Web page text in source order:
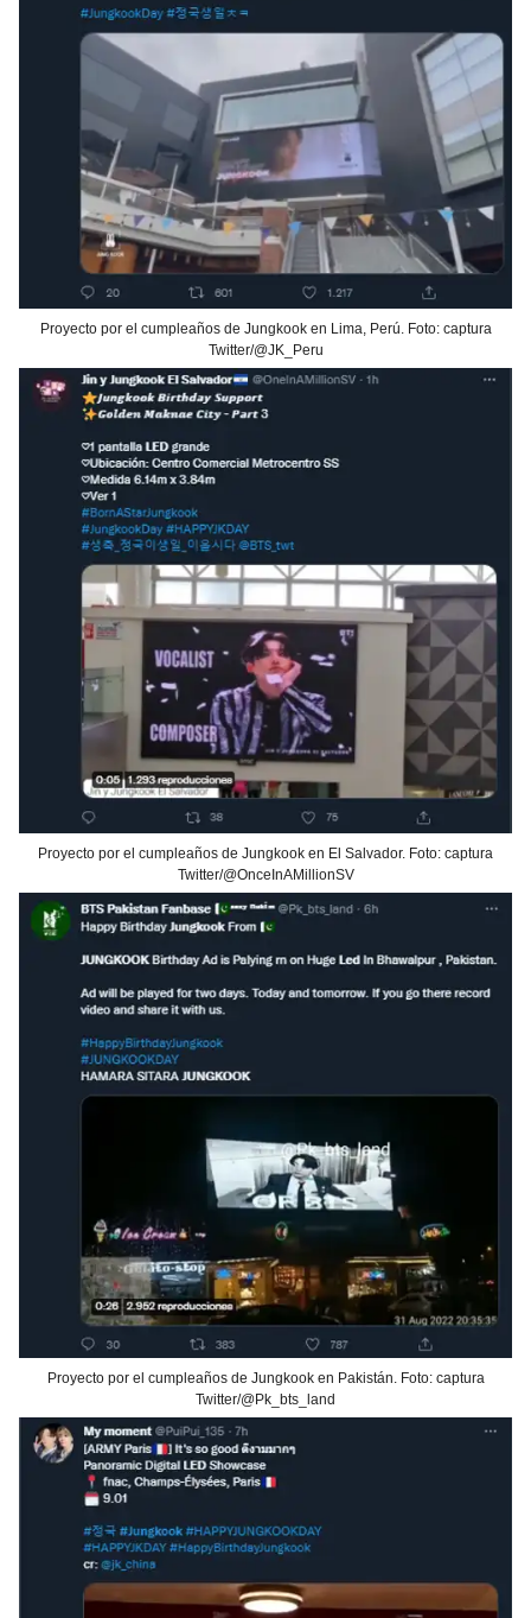
Proyecto por el cumpleaños de Jungkook en Lima, Perú. Foto: captura
Twitter/@JK_Peru
Proyecto por el cumpleaños de Jungkook en El Salvador. Foto: captura
Twitter/@OnceInAMillionSV
Proyecto por el cumpleaños de Jungkook en Pakistán. Foto: captura
Twitter/@Pk_bts_land